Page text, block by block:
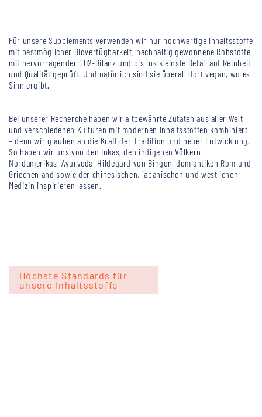
Für unsere Supplements verwenden wir nur hochwertige Inhaltsstoffe
mit bestmöglicher Bioverfügbarkeit, nachhaltig gewonnene Rohstoffe
mit hervorragender CO2-Bilanz und bis ins kleinste Detail auf Reinheit
und Qualität geprüft. Und natürlich sind sie überall dort vegan, wo es
Sinn ergibt.
Bei unserer Recherche haben wir altbewährte Zutaten aus aller Welt
und verschiedenen Kulturen mit modernen Inhaltsstoffen kombiniert
– denn wir glauben an die Kraft der Tradition und neuer Entwicklung.
So haben wir uns von den Inkas, den indigenen Völkern
Nordamerikas, Ayurveda, Hildegard von Bingen, dem antiken Rom und
Griechenland sowie der chinesischen, japanischen und westlichen
Medizin inspirieren lassen.
Höchste Standards für
unsere Inhaltsstoffe